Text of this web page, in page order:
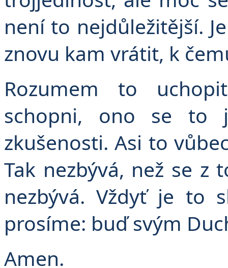
není to nejdůležitější.
znovu kam vrátit, k
Rozumem to
schopni, ono se to
zkušenosti. Asi to
Tak nezbývá, než se z
nezbývá. Vždyť je to
prosíme: buď svým
Amen.